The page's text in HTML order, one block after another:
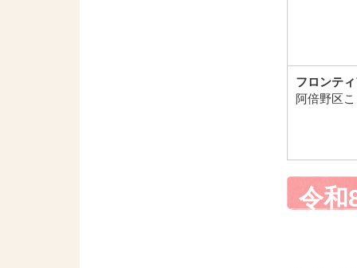
フロンテ
阿倍野区
令和